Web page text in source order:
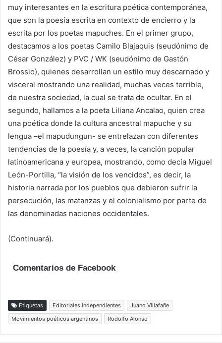
muy interesantes en la escritura poética contemporánea,
que son la poesía escrita en contexto de encierro y la
escrita por los poetas mapuches. En el primer grupo,
destacamos a los poetas Camilo Blajaquis (seudónimo de
César González) y PVC / WK (seudónimo de Gastón
Brossio), quienes desarrollan un estilo muy descarnado y
visceral mostrando una realidad, muchas veces terrible,
de nuestra sociedad, la cual se trata de ocultar. En el
segundo, hallamos a la poeta Liliana Ancalao, quien crea
una poética donde la cultura ancestral mapuche y su
lengua –el mapudungun- se entrelazan con diferentes
tendencias de la poesía y, a veces, la canción popular
latinoamericana y europea, mostrando, como decía Miguel
León-Portilla, “la visión de los vencidos”, es decir, la
historia narrada por los pueblos que debieron sufrir la
persecución, las matanzas y el colonialismo por parte de
las denominadas naciones occidentales.
(Continuará).
Comentarios de Facebook
Etiquetas Editoriales independientes
Juano Villafañe
Movimientos poéticos argentinos
Rodolfo Alonso